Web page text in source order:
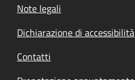
Note legali
Dichiarazione di accessibilità
Contatti